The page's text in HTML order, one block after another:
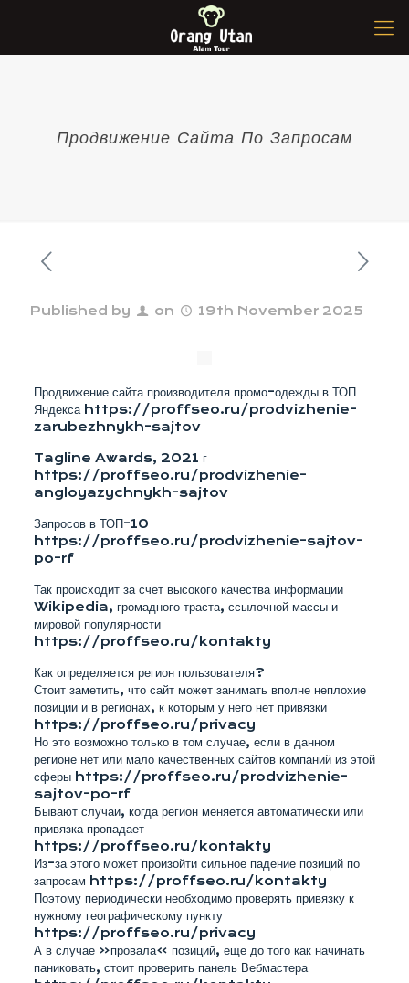
Продвижение Сайта По Запросам
Published by on 19th November 2025
Продвижение сайта производителя промо-одежды в ТОП
Яндекса https://proffseo.ru/prodvizhenie-
zarubezhnykh-sajtov
Tagline Awards, 2021 г
https://proffseo.ru/prodvizhenie-
angloyazychnykh-sajtov
Запросов в ТОП-10
https://proffseo.ru/prodvizhenie-sajtov-
po-rf
Так происходит за счет высокого качества информации
Wikipedia, громадного траста, ссылочной массы и
мировой популярности
https://proffseo.ru/kontakty
Как определяется регион пользователя?
Стоит заметить, что сайт может занимать вполне неплохие
позиции и в регионах, к которым у него нет привязки
https://proffseo.ru/privacy
Но это возможно только в том случае, если в данном
регионе нет или мало качественных сайтов компаний из этой
сферы https://proffseo.ru/prodvizhenie-
sajtov-po-rf
Бывают случаи, когда регион меняется автоматически или
привязка пропадает
https://proffseo.ru/kontakty
Из-за этого может произойти сильное падение позиций по
запросам https://proffseo.ru/kontakty
Поэтому периодически необходимо проверять привязку к
нужному географическому пункту
https://proffseo.ru/privacy
А в случае «провала» позиций, еще до того как начинать
паниковать, стоит проверить панель Вебмастера